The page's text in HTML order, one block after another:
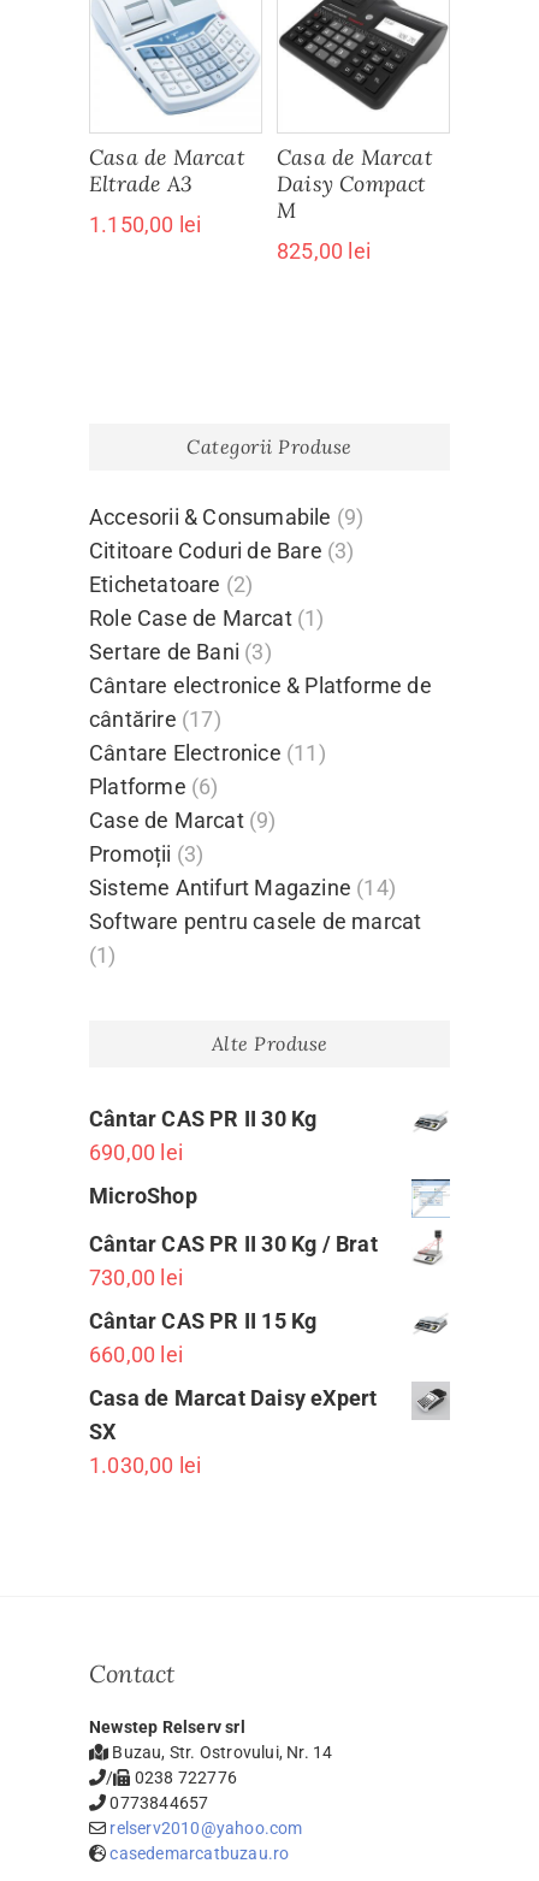
Casa de Marcat
Eltrade A3
1.150,00 lei
Casa de Marcat
Daisy Compact
M
825,00 lei
Categorii Produse
Accesorii & Consumabile (9)
Cititoare Coduri de Bare (3)
Etichetatoare (2)
Role Case de Marcat (1)
Sertare de Bani (3)
Cântare electronice & Platforme de
cântărire (17)
Cântare Electronice (11)
Platforme (6)
Case de Marcat (9)
Promoții (3)
Sisteme Antifurt Magazine (14)
Software pentru casele de marcat
(1)
Alte Produse
Cântar CAS PR II 30 Kg
690,00 lei
MicroShop
Cântar CAS PR II 30 Kg / Brat
730,00 lei
Cântar CAS PR II 15 Kg
660,00 lei
Casa de Marcat Daisy eXpert
SX
1.030,00 lei
Contact
Newstep Relserv srl
Buzau, Str. Ostrovului, Nr. 14
/
0238 722776
0773844657
relserv2010@yahoo.com
casedemarcatbuzau.ro